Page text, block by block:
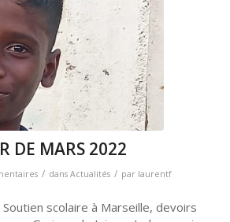
DE MARS 2022
/ dans Actualités / par laurentf
Soutien scolaire à Marseille, devoirs